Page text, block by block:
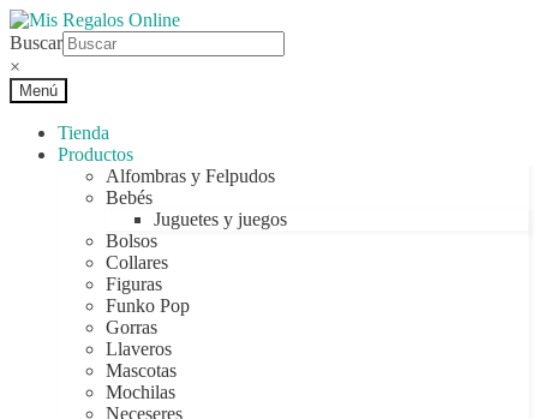
Ir
a
la
navegación
Ir
al
contenido
Buscar
×
Menú
Tienda
Productos
Alfombras y Felpudos
Bebés
Juguetes y juegos
Bolsos
Collares
Figuras
Funko Pop
Gorras
Llaveros
Mascotas
Mochilas
Neceseres